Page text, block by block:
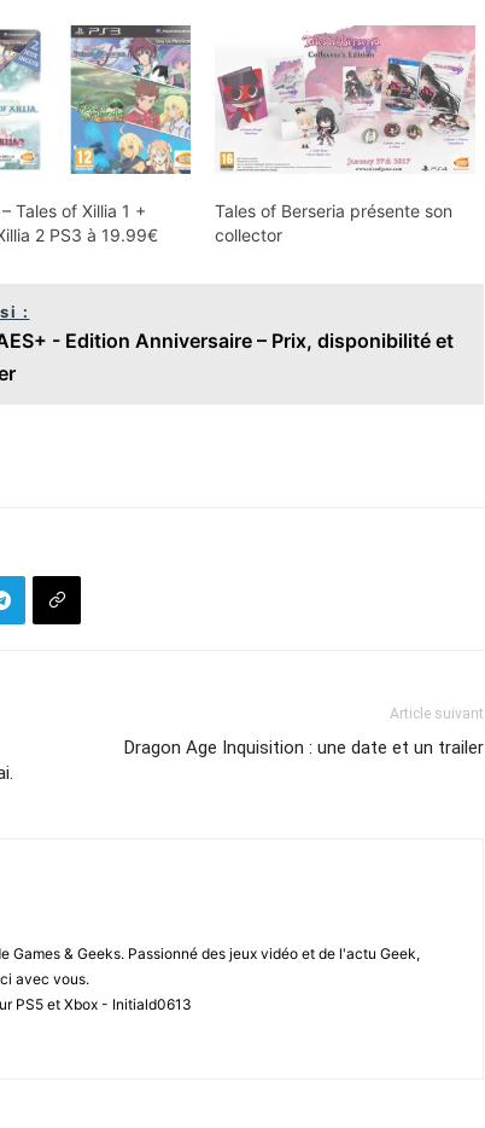
Tales of Xillia 1 +
2 PS3 à 19.99€
Tales of Berseria présente son
collector
:
- Edition Anniversaire – Prix, disponibilité et
Article suivant
Dragon Age Inquisition : une date et un trailer
Games & Geeks. Passionné des jeux vidéo et de l'actu Geek,
avec vous.
PS5 et Xbox - Initiald0613